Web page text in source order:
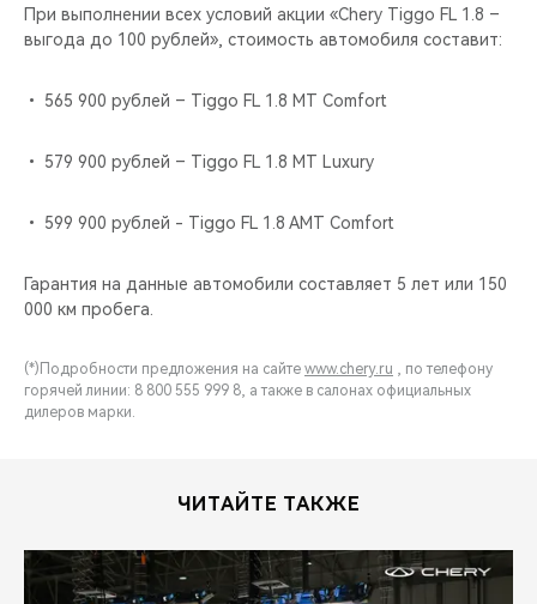
При выполнении всех условий акции «Chery Tiggo FL 1.8 –
выгода до 100 рублей», стоимость автомобиля составит:
• 565 900 рублей – Tiggo FL 1.8 MT Comfort
• 579 900 рублей – Tiggo FL 1.8 MT Luxury
• 599 900 рублей - Tiggo FL 1.8 AMT Comfort
Гарантия на данные автомобили составляет 5 лет или 150
000 км пробега.
(*)Подробности предложения на сайте www.chery.ru , по телефону
горячей линии: 8 800 555 999 8, а также в салонах официальных
дилеров марки.
ЧИТАЙТЕ ТАКЖЕ